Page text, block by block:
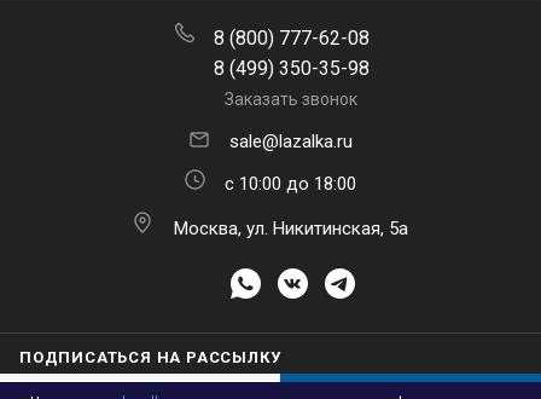
8 (800) 777-62-08
8 (499) 350-35-98
Заказать звонок
sale@lazalka.ru
с 10:00 до 18:00
Москва, ул. Никитинская, 5а
ПОДПИСАТЬСЯ НА РАССЫЛКУ